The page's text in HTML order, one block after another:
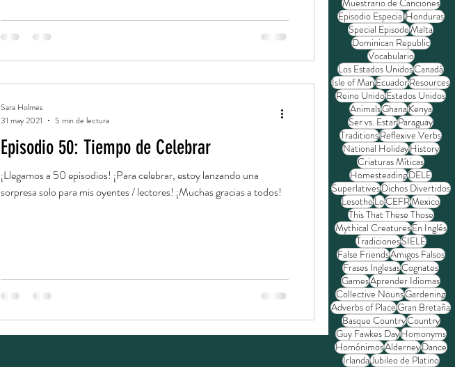
Episodio 50: Tiempo de Celebrar
¡Llegamos a 50 episodios! ¡Para celebrar, estoy lanzando una
sorpresa solo para mis oyentes / lectores! ¡Muchas gracias a todos!
Sara Holmes
31 may 2021
5 min de lectura
Muestrario de Canciones
Episodio EspecialHonduras
Special EpisodeMalta
Dominican Republic
Vocabulario
Los Estados UnidosCanadá
Isle of ManEcuadorResources
Reino UnidoEstados Unidos
AnimalsGhanaKenya
Ser vs. EstarParaguay
TraditionsReflexive Verbs
National HolidayHistory
Criaturas Míticas
HomesteadingDELE
SuperlativesDichos Divertidos
LesothoLoCEFRMexico
This That These Those
Mythical CreaturesEn Inglés
TradicionesSIELE
False FriendsAmigos Falsos
Frases InglesasCognates
GamesAprender Idiomas
Collective NounsGardening
Adverbs of PlaceGran Bretaña
Basque CountryCountry
Guy Fawkes DayHomonyms
HomónimosAlderneyDance
IrlandaJubileo de Platino